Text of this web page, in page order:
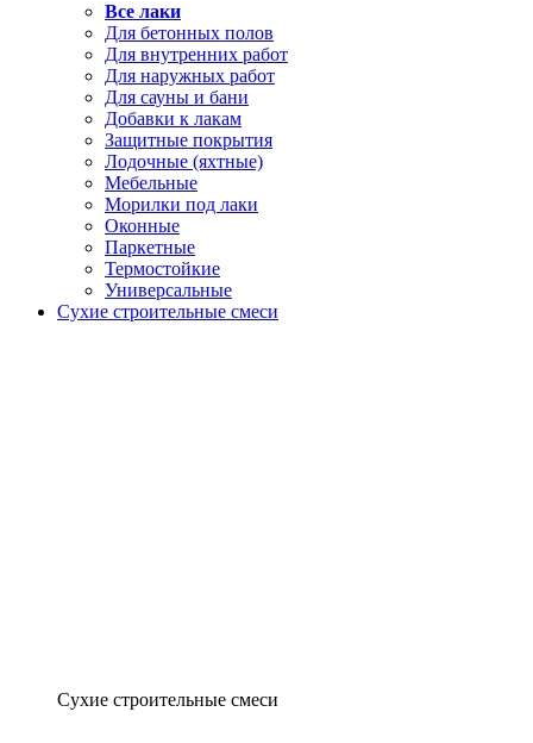
Все лаки
Для бетонных полов
Для внутренних работ
Для наружных работ
Для сауны и бани
Добавки к лакам
Защитные покрытия
Лодочные (яхтные)
Мебельные
Морилки под лаки
Оконные
Паркетные
Термостойкие
Универсальные
Сухие строительные смеси
Сухие строительные смеси